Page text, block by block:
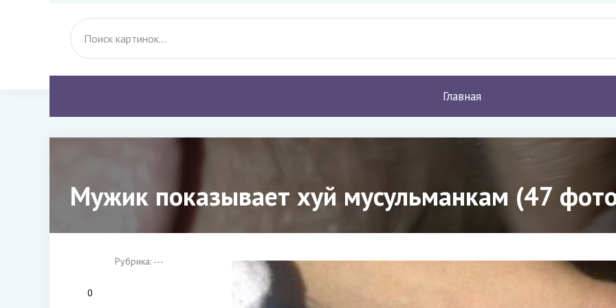
Главная
Мужик показывает хуй мусульманкам (47
Рубрика: ---
0